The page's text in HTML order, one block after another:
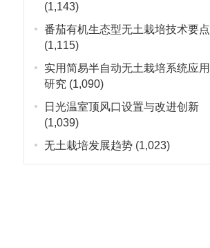
(1,143)
番茄有机生态型无土栽培技术要点
(1,115)
实用简易半自动无土栽培系统应用
研究 (1,090)
日光温室顶风口设置与改进创新
(1,039)
无土栽培发展趋势 (1,023)